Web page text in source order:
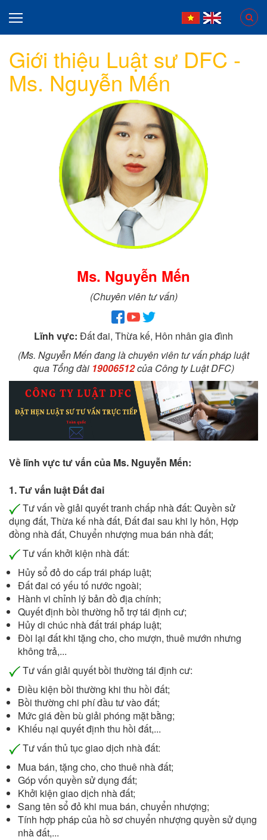
Giới thiệu Luật sư DFC -
Ms. Nguyễn Mến
Ms. Nguyễn Mến
(Chuyên viên tư vấn)
Lĩnh vực: Đất đai, Thừa kế, Hôn nhân gia đình
(Ms. Nguyễn Mến đang là chuyên viên tư vấn pháp luật
qua Tổng đài 19006512của Công ty Luật DFC)
Về lĩnh vực tư vấn của Ms. Nguyễn Mến:
1. Tư vấn luật Đất đai
Tư vấn về giải quyết tranh chấp nhà đất: Quyền sử
dụng đất, Thừa kế nhà đất, Đất đai sau khi ly hôn, Hợp
đồng nhà đất, Chuyển nhượng mua bán nhà đất;
Tư vấn khởi kiện nhà đất:
Hủy sổ đỏ do cấp trái pháp luật;
Đất đai có yếu tố nước ngoài;
Hành vi chỉnh lý bản đồ địa chính;
Quyết định bồi thường hỗ trợ tái định cư;
Hủy di chúc nhà đất trái pháp luật;
Đòi lại đất khi tặng cho, cho mượn, thuê mướn nhưng
không trả,...
Tư vấn giải quyết bồi thường tái định cư:
Điều kiện bồi thường khi thu hồi đất;
Bồi thường chi phí đầu tư vào đất;
Mức giá đền bù giải phóng mặt bằng;
Khiếu nại quyết định thu hồi đất,...
Tư vấn thủ tục giao dịch nhà đất:
Mua bán, tặng cho, cho thuê nhà đất;
Góp vốn quyền sử dụng đất;
Khởi kiện giao dịch nhà đất;
Sang tên sổ đỏ khi mua bán, chuyển nhượng;
Tính hợp pháp của hồ sơ chuyển nhượng quyền sử dụng
nhà đất,...